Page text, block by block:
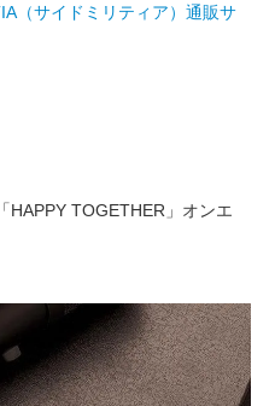
HAPPY TOGETHER」オンエ